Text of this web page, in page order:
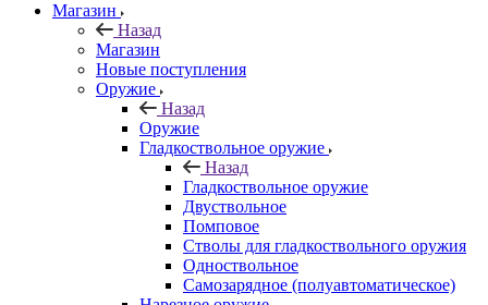
Магазин
Назад
Магазин
Новые поступления
Оружие
Назад
Оружие
Гладкоствольное оружие
Назад
Гладкоствольное оружие
Двуствольное
Помповое
Стволы для гладкоствольного оружия
Одноствольное
Самозарядное (полуавтоматическое)